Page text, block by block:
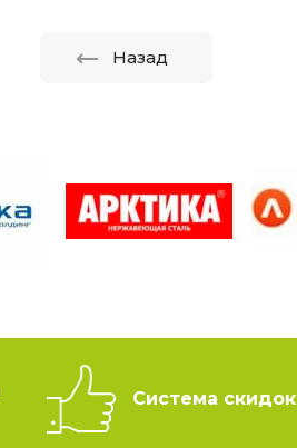
Назад
Система скидок